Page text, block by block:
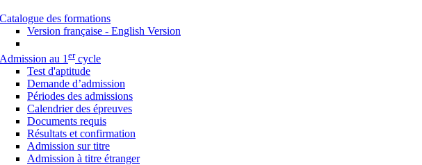
Catalogue des formations
Version française - English Version
Admission au 1 ercycle
Test d'aptitude
Demande d’admission
Périodes des admissions
Calendrier des épreuves
Documents requis
Résultats et confirmation
Admission sur titre
Admission à titre étranger